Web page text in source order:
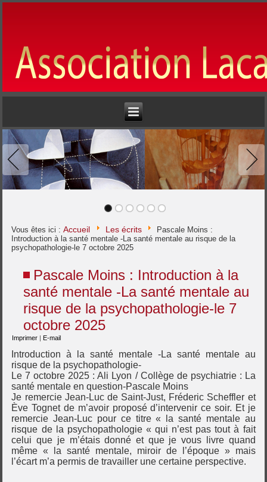
Vous êtes ici :Accueil Les écrits
Pascale Moins :
Introduction à la santé mentale -La santé mentale au risque de la
psychopathologie-le 7 octobre 2025
Pascale Moins : Introduction à la
santé mentale -La santé mentale au
risque de la psychopathologie-le 7
octobre 2025
Imprimer | E-mail
Introduction à la santé mentale -La santé mentale au
risque de la psychopathologie-
Le 7 octobre 2025 : Ali Lyon / Collège de psychiatrie : La
santé mentale en question-Pascale Moins
Je remercie Jean-Luc de Saint-Just, Fréderic Scheffler et
Ève Tognet de m’avoir proposé d’intervenir ce soir. Et je
remercie Jean-Luc pour ce titre « la santé mentale au
risque de la psychopathologie « qui n’est pas tout à fait
celui que je m’étais donné et que je vous livre quand
même « la santé mentale, miroir de l’époque » mais
l’écart m’a permis de travailler une certaine perspective.